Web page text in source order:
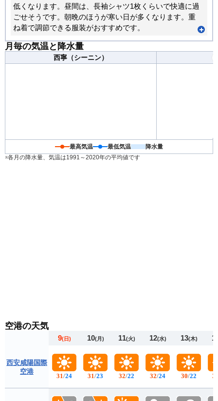
低くなります。昼間は、長袖シャツ1枚くらいで快適に過
ごせそうです。朝晩のほうが寒い日が多くなります。重
ね着で調節できる服装がおすすめです。
月毎の気温と降水量
西寧（シーニン）
最高気温 最低気温
降水量
※各月の降水量、気温は1991～2020年の平均値です
空港の天気
西安咸陽国際
空港
9(日)
31/24
10(月)
31/23
11(火)
32/22
12(水)
32/24
13(木)
30/22